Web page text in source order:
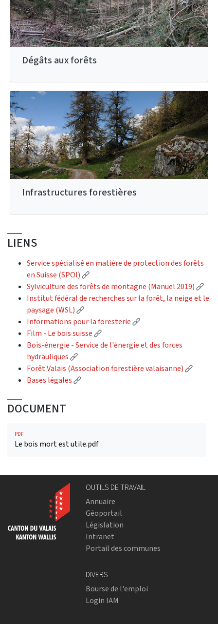
Dégâts aux forêts
Infrastructures forestières
LIENS
Service spécialisé en matière de protection des forêts
en Suisse (SPOI)
(External link)
Sylviculture des forêts de montagne (Manuel 2019)
Institut fédéral de recherches sur la forêt, la neige et le
paysage (WSL)
(External link)
Informations pour la foresterie
(External link)
Film - Le bois suisse
(External link)
Bois-énergie - Service de l'énergie et des forces
hydrauliques
(External link)
Forêt Valais (Association forestière valaisanne)
Bases légales
(External link)
DOCUMENT
PDF
Le bois mort est utile.pdf
OUTILS DE TRAVAIL
Annuaire
Géoportail
Législation
Intranet
Portail des communes
DIVERS
Bourse de l'emploi
Login IAM